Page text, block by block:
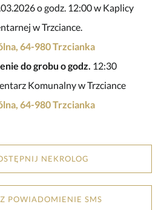
o godz. 12:00 w Kaplicy
w Trzciance.
64-980 Trzcianka
do grobu o godz. 12:30
Komunalny w Trzciance
64-980 Trzcianka
NEKROLOG
POWIADOMIENIE SMS